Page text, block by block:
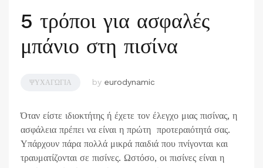
5 τρόποι για ασφαλές
μπάνιο στη πισίνα
ΨΥΧΑΓΩΓΊΑ by eurodynamic
Όταν είστε ιδιοκτήτης ή έχετε τον έλεγχο μιας πισίνας, η
ασφάλεια πρέπει να είναι η πρώτη προτεραιότητά σας.
Υπάρχουν πάρα πολλά μικρά παιδιά που πνίγονται και
τραυματίζονται σε πισίνες. Ωστόσο, οι πισίνες είναι η